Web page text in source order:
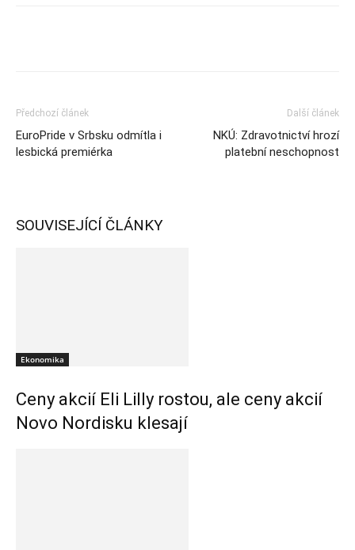
Předchozí článek
EuroPride v Srbsku odmítla i
lesbická premiérka
Další článek
NKÚ: Zdravotnictví hrozí
platební neschopnost
SOUVISEJÍCÍ ČLÁNKY
Ekonomika
Ceny akcií Eli Lilly rostou, ale ceny akcií
Novo Nordisku klesají